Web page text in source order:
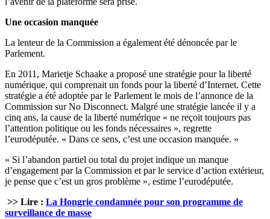
Une occasion manquée
La lenteur de la Commission a également été dénoncée par le
Parlement.
En 2011, Marietje Schaake a proposé une stratégie pour la liberté
numérique, qui comprenait un fonds pour la liberté d’Internet. Cette
stratégie a été adoptée par le Parlement le mois de l’annonce de la
Commission sur No Disconnect. Malgré une stratégie lancée il y a
cinq ans, la cause de la liberté numérique « ne reçoit toujours pas
l’attention politique ou les fonds nécessaires », regrette
l’eurodéputée. « Dans ce sens, c’est une occasion manquée. »
« Si l’abandon partiel ou total du projet indique un manque
d’engagement par la Commission et par le service d’action extérieur,
je pense que c’est un gros problème », estime l’eurodéputée.
>> Lire : La Hongrie condamnée pour son programme de
surveillance de masse